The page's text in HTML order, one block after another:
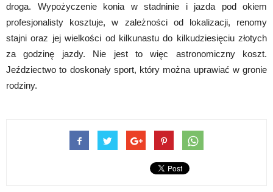
droga. Wypożyczenie konia w stadninie i jazda pod okiem
profesjonalisty kosztuje, w zależności od lokalizacji, renomy
stajni oraz jej wielkości od kilkunastu do kilkudziesięciu złotych
za godzinę jazdy. Nie jest to więc astronomiczny koszt.
Jeździectwo to doskonały sport, który można uprawiać w gronie
rodziny.